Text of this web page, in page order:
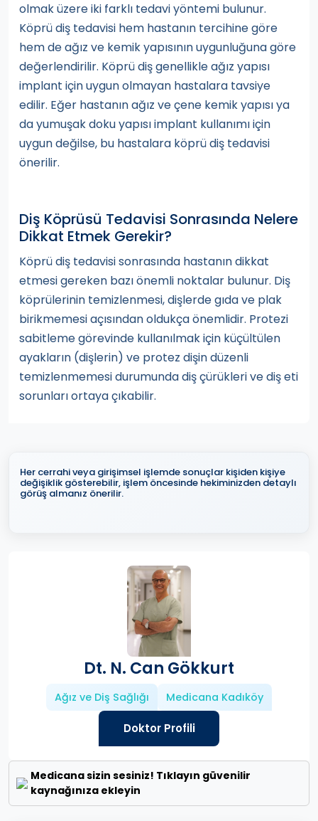
olmak üzere iki farklı tedavi yöntemi bulunur.
Köprü diş tedavisi hem hastanın tercihine göre
hem de ağız ve kemik yapısının uygunluğuna göre
değerlendirilir. Köprü diş genellikle ağız yapısı
implant için uygun olmayan hastalara tavsiye
edilir. Eğer hastanın ağız ve çene kemik yapısı ya
da yumuşak doku yapısı implant kullanımı için
uygun değilse, bu hastalara köprü diş tedavisi
önerilir.
Diş Köprüsü Tedavisi Sonrasında Nelere
Dikkat Etmek Gerekir?
Köprü diş tedavisi sonrasında hastanın dikkat
etmesi gereken bazı önemli noktalar bulunur. Diş
köprülerinin temizlenmesi, dişlerde gıda ve plak
birikmemesi açısından oldukça önemlidir. Protezi
sabitleme görevinde kullanılmak için küçültülen
ayakların (dişlerin) ve protez dişin düzenli
temizlenmemesi durumunda diş çürükleri ve diş eti
sorunları ortaya çıkabilir.
Her cerrahi veya girişimsel işlemde sonuçlar kişiden kişiye
değişiklik gösterebilir, işlem öncesinde hekiminizden detaylı
görüş almanız önerilir.
Dt. N. Can Gökkurt
Ağız ve Diş Sağlığı Medicana Kadıköy
Doktor Profili
Medicana sizin sesiniz! Tıklayın güvenilir
kaynağınıza ekleyin